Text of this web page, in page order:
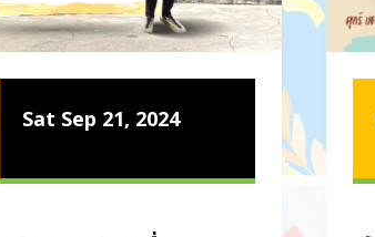
Sat Sep 21, 2024